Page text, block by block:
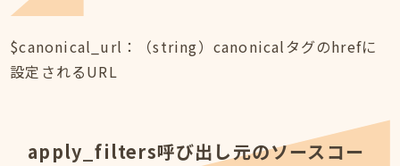
$canonical_url：（string）canonicalタグのhrefに
設定されるURL
apply_filters呼び出し元のソースコー